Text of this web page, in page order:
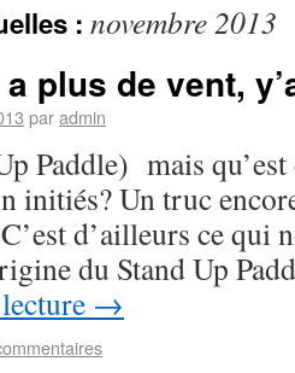
: novembre 2013
plus de vent,
paradmin
Paddle) mais qu’est
initiés? Un truc
d’ailleurs ce qui
du Stand Up
→